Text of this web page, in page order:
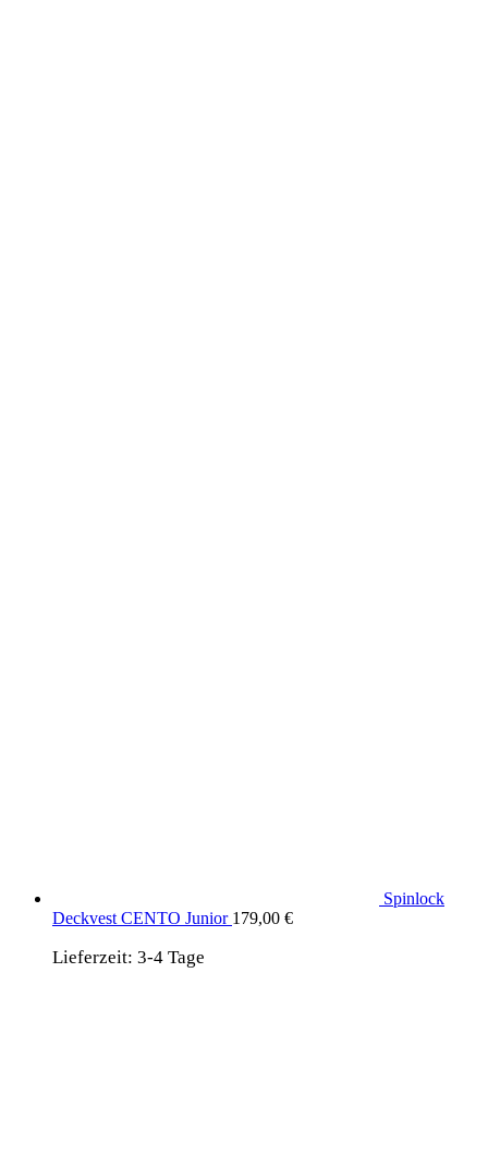
Spinlock
Deckvest CENTO Junior 179,00 €
Lieferzeit: 3-4 Tage